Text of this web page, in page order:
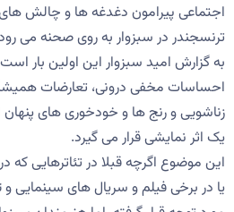
اجتماعی پیرامون دغدغه ها و چالش های
ترنسجندر در سبزوار به روی صحنه می
به گزارش امید سبزوار این اولین بار
احساسات مخفی درونی، تعارضات
زناشویی و رنج ها و خودخوری های پنهان
یک اثر نمایشی قرار می گیرد.
این موضوع اگرچه قبلا در تئاترهایی که
یا در برخی فیلم و سریال های سینمایی